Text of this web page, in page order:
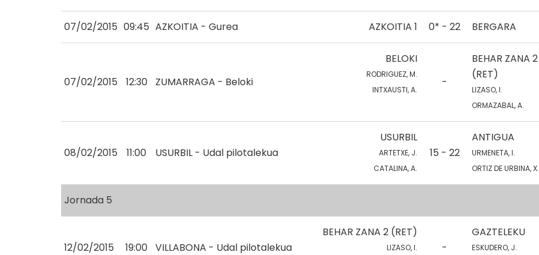
07/02/2015 09:45 AZKOITIA - Gurea AZKOITIA 1 0* - 22 BERGARA
07/02/2015 12:30 ZUMARRAGA - Beloki
BELOKI
RODRIGUEZ, M.
INTXAUSTI, A.
-
BEHAR ZANA 2
(RET)
LIZASO, I.
ORMAZABAL, A.
08/02/2015 11:00 USURBIL - Udal pilotalekua
USURBIL
ARTETXE, J.
CATALINA, A.
15 - 22
ANTIGUA
URMENETA, I.
ORTIZ DE URBINA, X.
Jornada 5
12/02/2015 19:00 VILLABONA - Udal pilotalekua
BEHAR ZANA 2 (RET)
LIZASO, I.
-
GAZTELEKU
ESKUDERO, J.